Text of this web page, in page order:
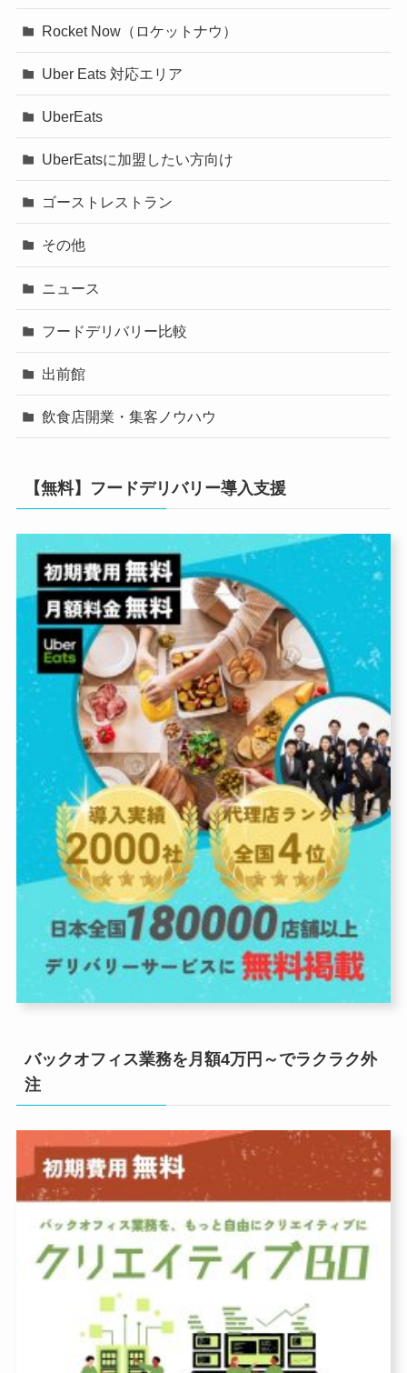
Rocket Now（ロケットナウ）
Uber Eats 対応エリア
UberEats
UberEatsに加盟したい方向け
ゴーストレストラン
その他
ニュース
フードデリバリー比較
出前館
飲食店開業・集客ノウハウ
【無料】フードデリバリー導入支援
バックオフィス業務を月額4万円～でラクラク外
注